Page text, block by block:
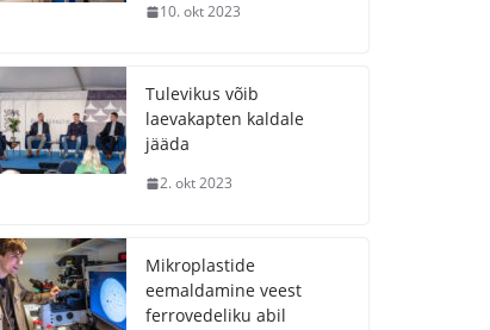
10. okt 2023
Tulevikus võib
laevakapten kaldale
jääda
2. okt 2023
Mikroplastide
eemaldamine veest
ferrovedeliku abil